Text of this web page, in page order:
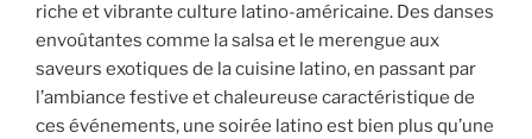
riche et vibrante culture latino-américaine. Des danses
envoûtantes comme la salsa et le merengue aux
saveurs exotiques de la cuisine latino, en passant par
l’ambiance festive et chaleureuse caractéristique de
ces événements, une soirée latino est bien plus qu’une